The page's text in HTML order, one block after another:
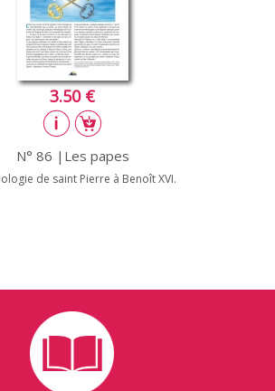
3.50 €
N° 86 |Les papes
de saint Pierre à Benoît XVI.